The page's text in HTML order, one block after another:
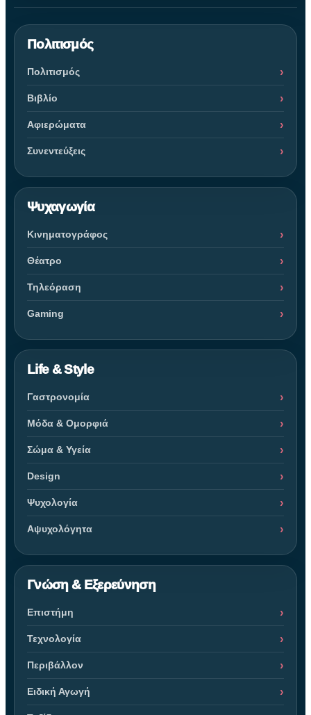
Πολιτισμός
Πολιτισμός
Βιβλίο
Αφιερώματα
Συνεντεύξεις
Ψυχαγωγία
Κινηματογράφος
Θέατρο
Τηλεόραση
Gaming
Life & Style
Γαστρονομία
Μόδα & Ομορφιά
Σώμα & Υγεία
Design
Ψυχολογία
Αψυχολόγητα
Γνώση & Εξερεύνηση
Επιστήμη
Τεχνολογία
Περιβάλλον
Ειδική Αγωγή